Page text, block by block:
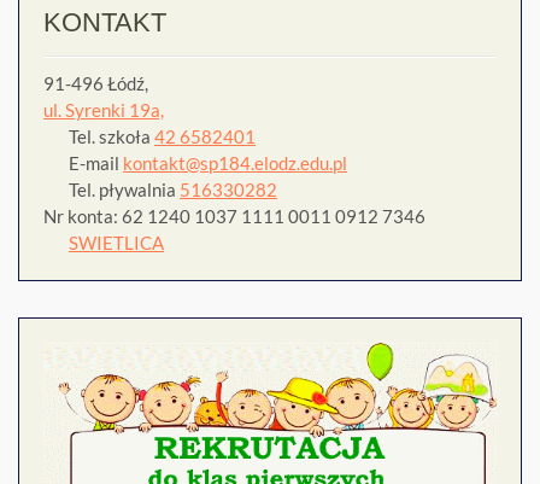
KONTAKT
91-496 Łódź,
ul. Syrenki 19a,
Tel. szkoła 42 6582401
E-mail kontakt@sp184.elodz.edu.pl
Tel. pływalnia 516330282
Nr konta: 62 1240 1037 1111 0011 0912 7346
SWIETLICA